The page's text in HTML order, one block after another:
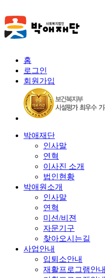
홈
로그인
회원가입
박애재단
인사말
연혁
이사진 소개
법인현황
박애원소개
인사말
연혁
미션/비젼
자문기구
찾아오시는길
사업안내
입퇴소안내
재활프로그램안내